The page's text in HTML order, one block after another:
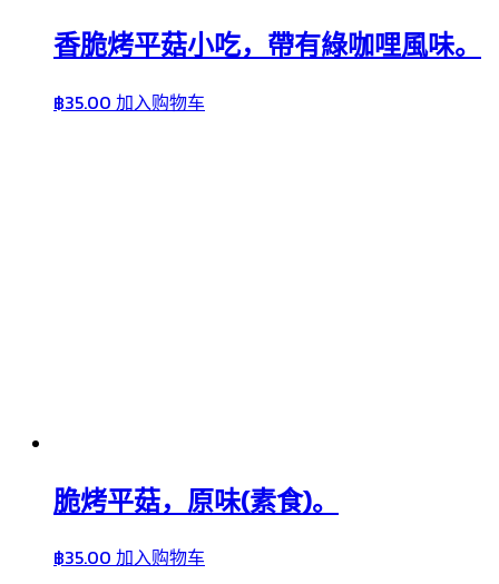
香脆烤平菇小吃，帶有綠咖哩風味。
฿35.00 加入购物车
脆烤平菇，原味(素食)。
฿35.00 加入购物车